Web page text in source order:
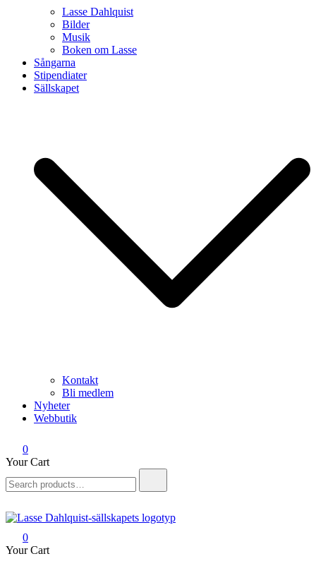
Lasse Dahlquist
Bilder
Musik
Boken om Lasse
Sångarna
Stipendiater
Sällskapet
Kontakt
Bli medlem
Nyheter
Webbutik
0
Your Cart
for:
Lasse Dahlquist-sällskapet
Allt om Lasse Dahlquist – kompositör, musiker, artist, kåsör och
skådespelare
0
Your Cart